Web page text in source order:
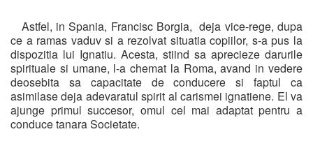
Astfel, in Spania, Francisc Borgia, deja vice-rege, dupa
ce a ramas vaduv si a rezolvat situatia copiilor, s-a pus la
dispozitia lui Ignatiu. Acesta, stiind sa aprecieze darurile
spirituale si umane, l-a chemat la Roma, avand in vedere
deosebita sa capacitate de conducere si faptul ca
asimilase deja adevaratul spirit al carismei ignatiene. El va
ajunge primul succesor, omul cel mai adaptat pentru a
conduce tanara Societate.